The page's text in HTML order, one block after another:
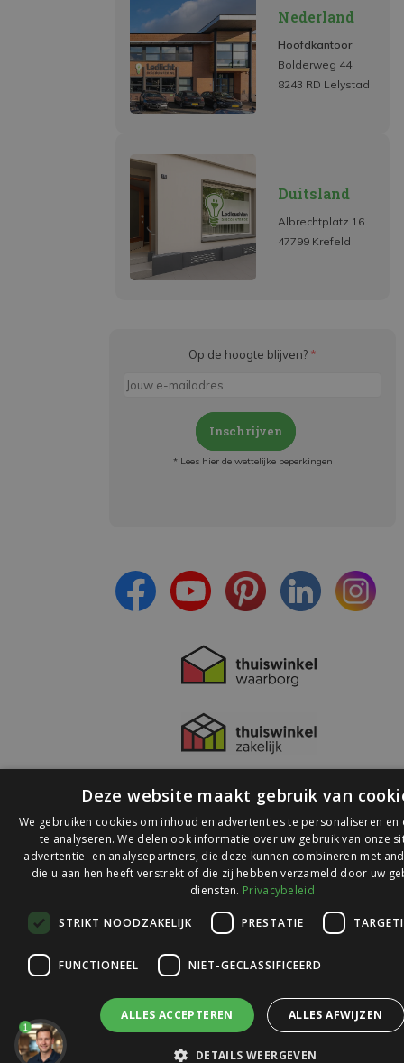
Nederland
Hoofdkantoor
Bolderweg 44
8243 RD Lelystad
Duitsland
Albrechtplatz 16
47799 Krefeld
Op de hoogte blijven? *
Inschrijven
* Lees hier de wettelijke beperkingen
© 2026 Ledlichtdiscounter.nl
op
Webwinkelkeur
1
Deze website maakt gebruik van
We gebruiken cookies om inhoud en advertenties te personaliseren en
te analyseren. We delen ook informatie over uw gebruik van onze
advertentie- en analysepartners, die deze kunnen combineren met
die u aan hen heeft verstrekt of die zij hebben verzameld door uw
diensten. Privacybeleid
STRIKT NOODZAKELIJK PRESTATIE
FUNCTIONEEL NIET-GECLASSIFICEERD
ALLES ACCEPTEREN ALLES AFWIJZEN
DETAILS WEERGEVEN